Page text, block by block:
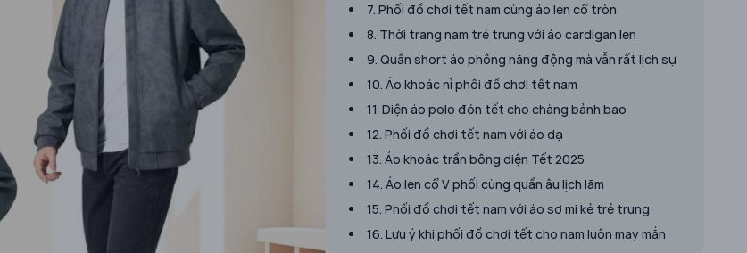
7. Phối đồ chơi tết nam cùng áo len cổ tròn
8. Thời trang nam trẻ trung với áo cardigan len
9. Quần short áo phông năng động mà vẫn rất lịch sự
10. Áo khoác nỉ phối đồ chơi tết nam
11. Diện áo polo đón tết cho chàng bảnh bao
12. Phối đồ chơi tết nam với áo dạ
13. Áo khoác trần bông diện Tết 2025
14. Áo len cổ V phối cùng quần âu lịch lãm
15. Phối đồ chơi tết nam với áo sơ mi kẻ trẻ trung
16. Lưu ý khi phối đồ chơi tết cho nam luôn may mắn